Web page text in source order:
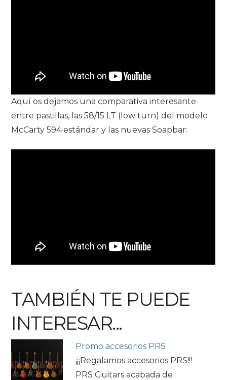
Aquí os dejamos una comparativa interesante
entre pastillas, las 58/15 LT (low turn) del modelo
McCarty 594 estándar y las nuevas Soapbar:
TAMBIÉN TE PUEDE
INTERESAR...
Promo accesorios PRS
¡¡¡Regalamos accesorios PRS!!!
PRS Guitars acabada de